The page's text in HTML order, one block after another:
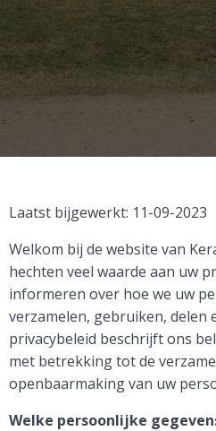
Laatst bijgewerkt: 11-09-2023
Welkom bij de website van
hechten veel waarde aan uw
informeren over hoe we uw
verzamelen, gebruiken, delen
privacybeleid beschrijft ons
met betrekking tot de
openbaarmaking van uw
Welke persoonlijke